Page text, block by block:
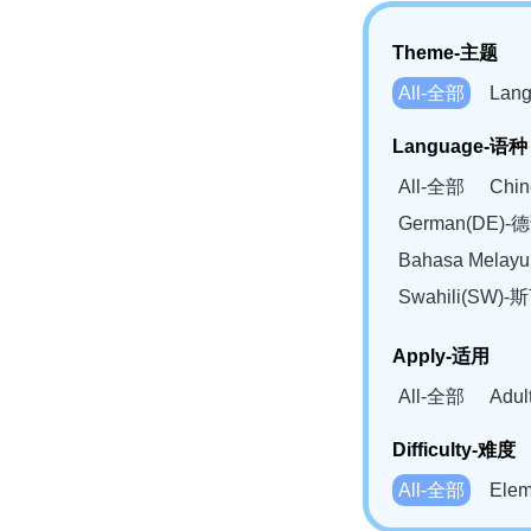
Theme-主题
All-全部
Language-语种
All-全部
German(DE)-
Bahasa
Swahili(SW)-
Apply-适用
All-全部
Difficulty-难度
All-全部